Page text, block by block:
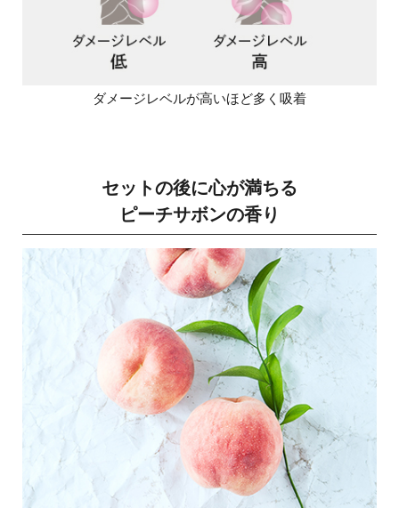
ダメージレベルが高いほど多く吸着
セットの後に心が満ちる
ピーチサボンの香り